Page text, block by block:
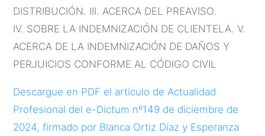
DISTRIBUCIÓN. III. ACERCA DEL PREAVISO.
IV. SOBRE LA INDEMNIZACIÓN DE CLIENTELA. V.
ACERCA DE LA INDEMNIZACIÓN DE DAÑOS Y
PERJUICIOS CONFORME AL CÓDIGO CIVIL
Descargue en PDF el artículo de Actualidad
Profesional del e-Dictum nº149 de diciembre de
2024, firmado por Blanca Ortiz Díaz y Esperanza